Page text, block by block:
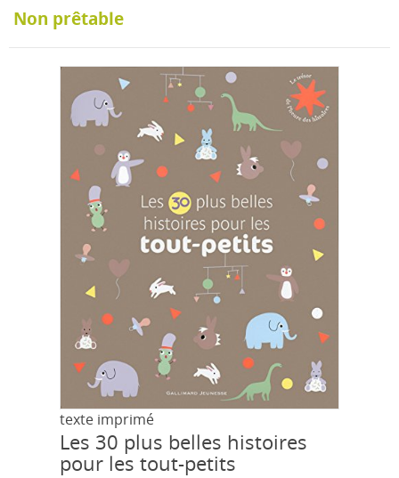
Non prêtable
texte imprimé
Les 30 plus belles histoires
pour les tout-petits